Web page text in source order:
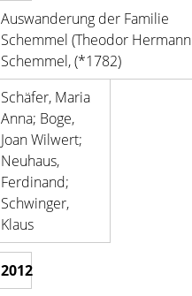
Auswanderung der Familie
Schemmel (Theodor Hermann
Schemmel, (*1782)
Schäfer, Maria
Anna; Boge,
Joan Wilwert;
Neuhaus,
Ferdinand;
Schwinger,
Klaus
2012